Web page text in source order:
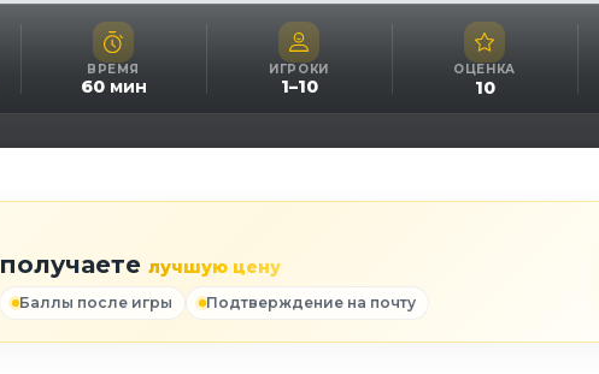
ВРЕМЯ
60мин
ИГРОКИ
1–10
ОЦЕНКА
10
лучшую цену
Баллы после игры Подтверждение на почту